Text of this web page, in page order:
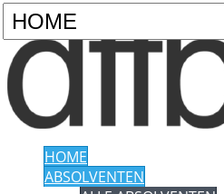
HOME
ABSOLVENTEN